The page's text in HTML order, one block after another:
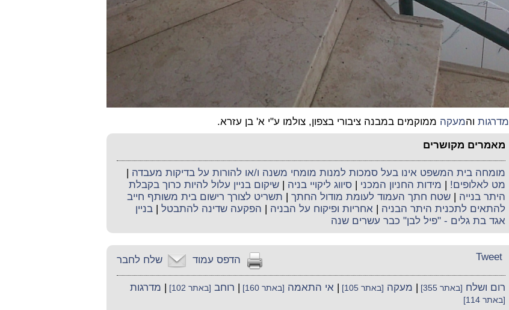
מדרגות והמעקה ממוקמים במבנה ציבורי בצפון, צולמו ע"י א' בן עזרא.
מאמרים מקושרים
מומחה בית המשפט אינו בעל סמכות למנות מומחי משנה ו/או להורות על בדיקות מעבדה |
מט לאלופים! | מידות החניון המכני | סיווג ליקויי בניה | שיקום בניין עלול להיות כרוך בקבלת
היתר בנייה | שטח חתך העמוד לעומת מודול החתך | תשריט לצורך רישום בית משותף חייב
להתאים לתכנית היתר הבניה | אחריות ופיקוח על הבניה | הפקעה שדינה להתבטל | בניין
אגד בת גלים - "פיל לבן" כבר עשרים שנה
שלח לחבר הדפס עמוד Tweet
רום ושלח [באתר 355] | מעקה [באתר 105] | אי התאמה [באתר 160] | רוחב [באתר 102] | מדרגות
[באתר 114]